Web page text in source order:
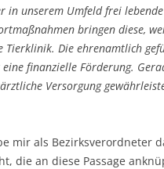
in unserem Umfeld frei
bringen diese,
Tierklinik. Die ehrenamtlich
finanzielle Förderung.
Versorgung
mir als Bezirksverordneter
die an diese Passage